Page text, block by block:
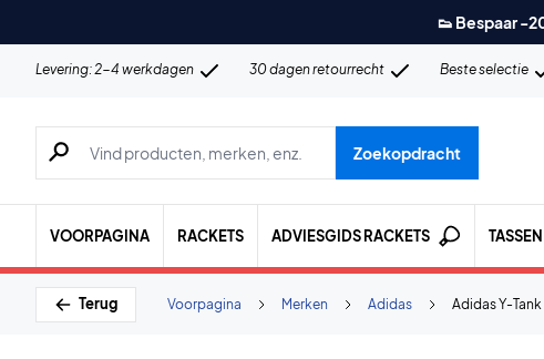
👟 Bespaar -
Levering: 2-4 werkdagen 30 dagen retourrecht Beste selectie
Zoeken naar producten, merken etc.
Zoekopdracht
VOORPAGINA RACKETS ADVIESGIDS RACKETS TASSEN
Terug Adidas Y-
Adidas
Merken
Voorpagina